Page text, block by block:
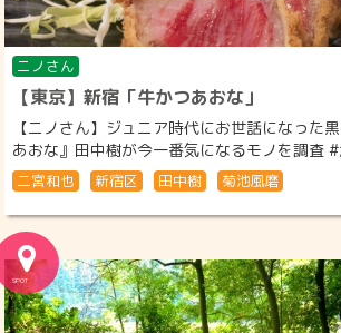
ニノさん
【東京】新宿「牛かつあおな」
【ニノさん】ジュニア時代にお世話になった
あおな』田中樹が今一番気になるモノを調査
二宮和也 新宿区 田中樹 菊池風磨